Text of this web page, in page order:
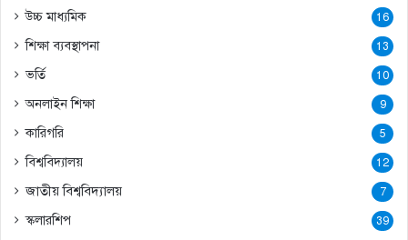
উচ্চ মাধ্যমিক 16
শিক্ষা ব্যবস্থাপনা 13
ভর্তি 10
অনলাইন শিক্ষা 9
কারিগরি 5
বিশ্ববিদ্যালয় 12
জাতীয় বিশ্ববিদ্যালয় 7
স্কলারশিপ 39